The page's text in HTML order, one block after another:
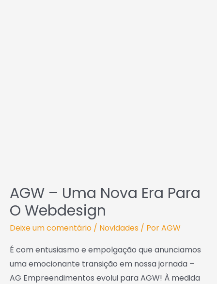
AGW – Uma Nova Era Para
O Webdesign
Deixe um comentário / Novidades / PorAGW
É com entusiasmo e empolgação que anunciamos
uma emocionante transição em nossa jornada –
AG Empreendimentos evolui para AGW! À medida